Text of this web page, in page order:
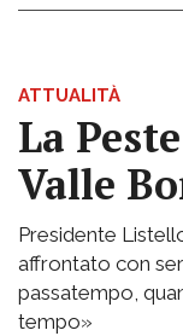
ATTUALITÀ
La
Valle
Presidente
affrontato con
passatempo,
tempo»